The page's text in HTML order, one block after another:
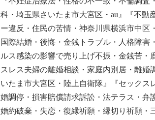
科・埼玉県さいたま市大宮区・au』『不
ー違反・住民の苦情・神奈川県横浜市中
国際結婚・後悔・金銭トラブル・人格障害
ルス感染の影響で売り上げ不振・金銭苦・
スレス夫婦の離婚相談・家庭内別居・離
いたま市大宮区・陸上自衛隊』『セック
婚調停・損害賠償請求訴訟・法テラス・弁
婚約破棄・失恋・復縁祈願・縁切り祈願・